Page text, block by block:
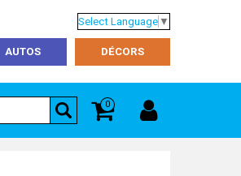
Select Language ▼
AUTOS DÉCORS
0